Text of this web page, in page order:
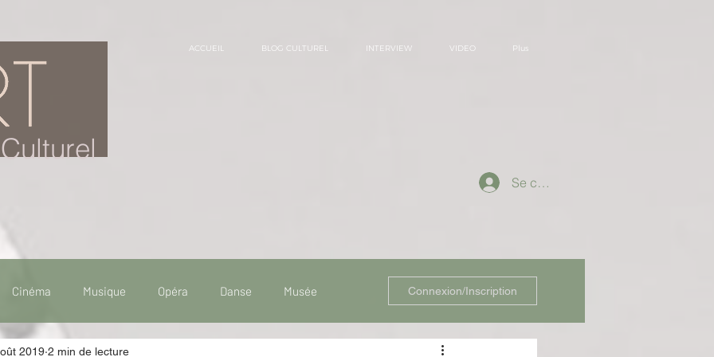
ACCUEIL BLOG CULTUREL INTERVIEW VIDEO Plus
Se connecter
Cinéma Musique Opéra Danse Musée Connexion/Inscription
2019 2 min de lecture